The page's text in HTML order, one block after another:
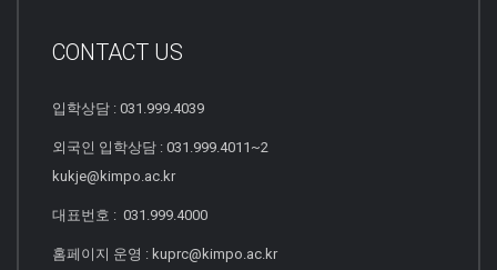
CONTACT US
입학상담 : 031.999.4039
외국인 입학상담 : 031.999.4011~2
kukje@kimpo.ac.kr
대표번호 : 031.999.4000
홈페이지 운영 : kuprc@kimpo.ac.kr